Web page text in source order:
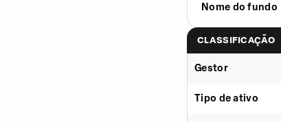
Nome do fundo
CLASSIFICAÇÃO
Gestor
Tipo de ativo